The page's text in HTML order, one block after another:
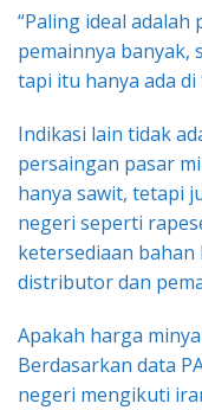
“Paling ideal
pemainnya banyak,
tapi itu hanya ada
Indikasi lain tidak
persaingan pasar
hanya sawit, tetapi
negeri seperti
ketersediaan bahan
distributor dan
Apakah harga
Berdasarkan data
negeri mengikuti